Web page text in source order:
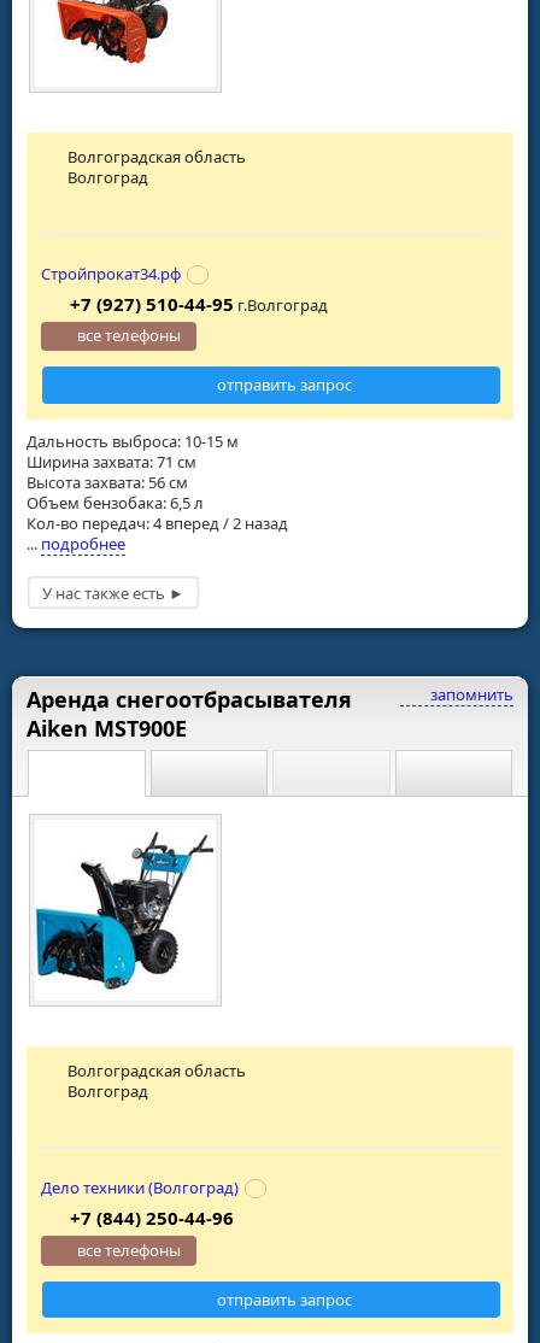
Дальность выброса: 10-15 м
Ширина захвата: 71 см
Высота захвата: 56 см
Объем бензобака: 6,5 л
Кол-во передач: 4 вперед / 2 назад
... подробнее
Волгоградская область
Волгоград
Стройпрокат34.рф
+7 (927) 510-44-95 г.Волгоград
все телефоны
отправить запрос
запомнить
Аренда снегоотбрасывателя
Aiken MST900E
Волгоградская область
Волгоград
Дело техники (Волгоград)
+7 (844) 250-44-96
все телефоны
отправить запрос